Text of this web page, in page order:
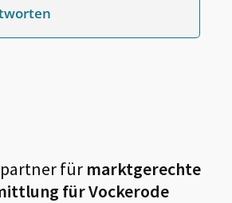
fürmarktgerechte
fürVockerode